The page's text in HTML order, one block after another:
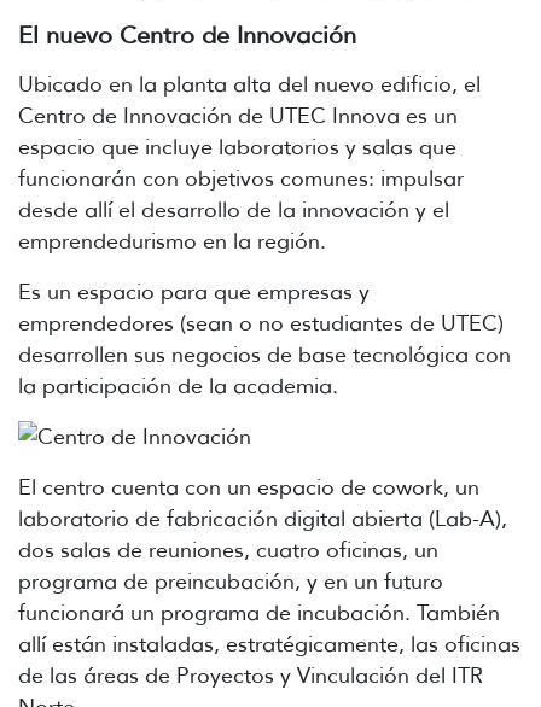
El nuevo Centro de Innovación
Ubicado en la planta alta del nuevo edificio, el
Centro de Innovación de UTEC Innova es un
espacio que incluye laboratorios y salas que
funcionarán con objetivos comunes: impulsar
desde allí el desarrollo de la innovación y el
emprendedurismo en la región.
Es un espacio para que empresas y
emprendedores (sean o no estudiantes de UTEC)
desarrollen sus negocios de base tecnológica con
la participación de la academia.
El centro cuenta con un espacio de cowork, un
laboratorio de fabricación digital abierta (Lab-A),
dos salas de reuniones, cuatro oficinas, un
programa de preincubación, y en un futuro
funcionará un programa de incubación. También
allí están instaladas, estratégicamente, las oficinas
de las áreas de Proyectos y Vinculación del ITR